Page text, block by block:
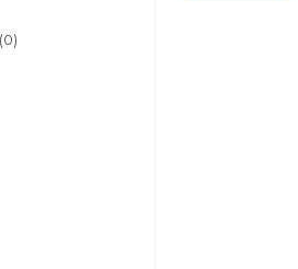
(0)